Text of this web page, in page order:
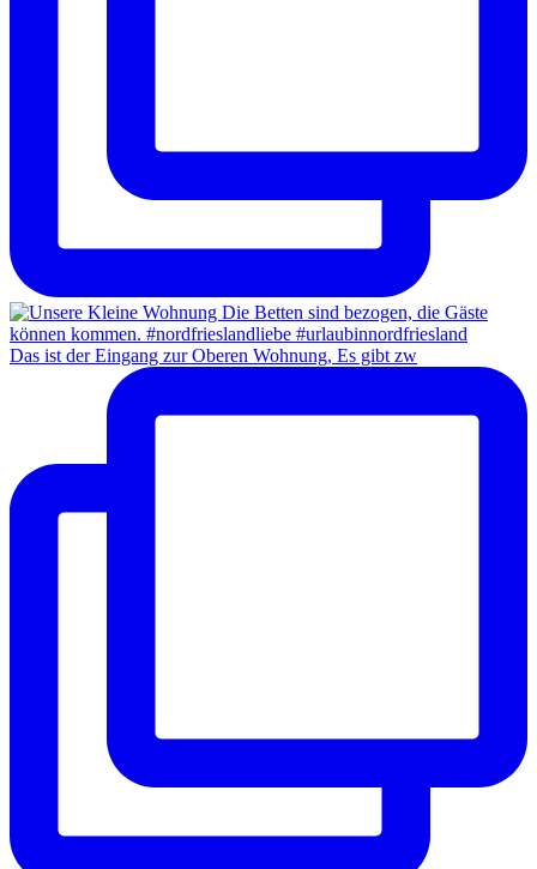
Das ist der Eingang zur Oberen Wohnung, Es gibt zw